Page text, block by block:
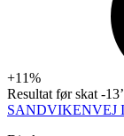
+11%
Resultat før skat -13’
SANDVIKENVEJ